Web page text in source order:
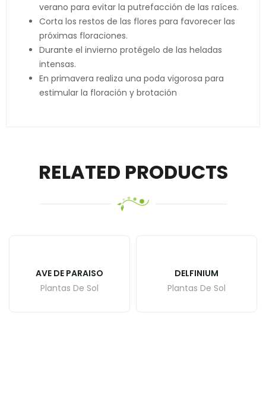
verano para evitar la putrefacción de las raíces.
Corta los restos de las flores para favorecer las
próximas floraciones.
Durante el invierno protégelo de las heladas
intensas.
En primavera realiza una poda vigorosa para
estimular la floración y brotación
RELATED PRODUCTS
AVE DE PARAISO
Plantas De Sol
DELFINIUM
Plantas De Sol